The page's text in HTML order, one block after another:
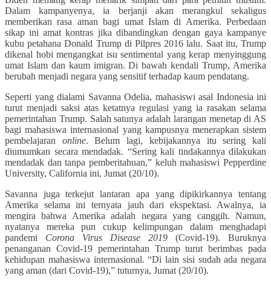
Dalam kampanyenya, ia berjanji akan merangkul sekaligus
memberikan rasa aman bagi umat Islam di Amerika. Perbedaan
sikap ini amat kontras jika dibandingkan dengan gaya kampanye
kubu petahana Donald Trump di Pilpres 2016 lalu. Saat itu, Trump
dikenal hobi mengangkat isu sentimental yang kerap menyinggung
umat Islam dan kaum imigran. Di bawah kendali Trump, Amerika
berubah menjadi negara yang sensitif terhadap kaum pendatang.
Seperti yang dialami Savanna Odelia, mahasiswi asal Indonesia ini
turut menjadi saksi atas ketatnya regulasi yang ia rasakan selama
pemerintahan Trump. Salah satunya adalah larangan menetap di AS
bagi mahasiswa internasional yang kampusnya menerapkan sistem
pembelajaran online. Belum lagi, kebijakannya itu sering kali
diumumkan secara mendadak. “Sering kali tindakannya dilakukan
mendadak dan tanpa pemberitahuan,” keluh mahasiswi Pepperdine
University, California ini, Jumat (20/10).
Savanna juga terkejut lantaran apa yang dipikirkannya tentang
Amerika selama ini ternyata jauh dari ekspektasi. Awalnya, ia
mengira bahwa Amerika adalah negara yang canggih. Namun,
nyatanya mereka pun cukup kelimpungan dalam menghadapi
pandemi Corona Virus Disease 2019 (Covid-19). Buruknya
penanganan Covid-19 pemerintahan Trump turut berimbas pada
kehidupan mahasiswa internasional. “Di lain sisi sudah ada negara
yang aman (dari Covid-19),” tuturnya, Jumat (20/10).